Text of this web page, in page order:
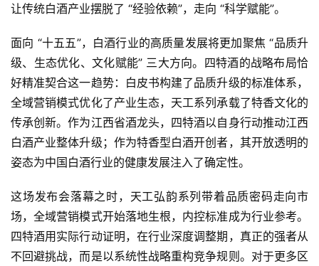
让传统白酒产业摆脱了 “经验依赖”，走向 “科学赋能”。
面向 “十五五”，白酒行业的高质量发展将更加聚焦 “品质升
级、生态优化、文化赋能” 三大方向。四特酒的战略布局恰
好精准契合这一趋势：白皮书构建了品质升级的标准体系，
全域营销模式优化了产业生态，天工系列承载了特香文化的
传承创新。作为江西省酒龙头，四特酒以自身行动推动江西
白酒产业整体升级；作为特香型白酒开创者，其开放透明的
姿态为中国白酒行业的健康发展注入了确定性。
这场发布会落幕之时，天工弘韵系列带着品质密码走向市
场，全域营销模式开始落地生根，内控标准成为行业参考。
四特酒用实际行动证明，在行业深度调整期，真正的强者从
不回避挑战，而是以系统性战略重构竞争规则。对于更多区